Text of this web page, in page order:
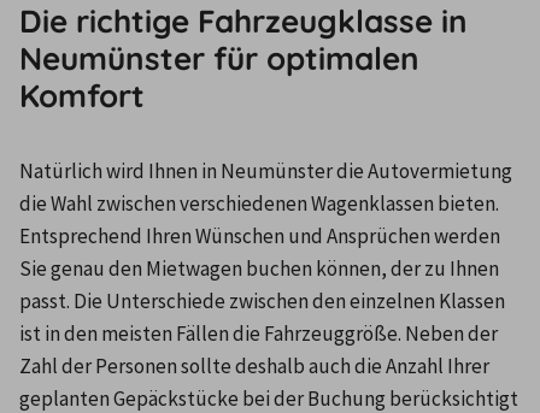
Die richtige Fahrzeugklasse in
Neumünster für optimalen
Komfort
Natürlich wird Ihnen in Neumünster die Autovermietung
die Wahl zwischen verschiedenen Wagenklassen bieten.
Entsprechend Ihren Wünschen und Ansprüchen werden
Sie genau den Mietwagen buchen können, der zu Ihnen
passt. Die Unterschiede zwischen den einzelnen Klassen
ist in den meisten Fällen die Fahrzeuggröße. Neben der
Zahl der Personen sollte deshalb auch die Anzahl Ihrer
geplanten Gepäckstücke bei der Buchung berücksichtigt